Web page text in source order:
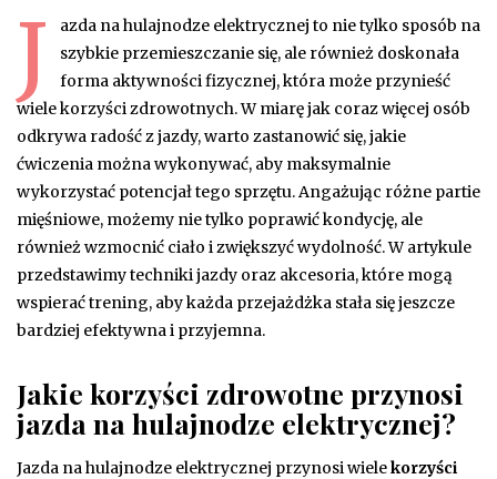
J
azda na hulajnodze elektrycznej to nie tylko sposób na
szybkie przemieszczanie się, ale również doskonała
forma aktywności fizycznej, która może przynieść
wiele korzyści zdrowotnych. W miarę jak coraz więcej osób
odkrywa radość z jazdy, warto zastanowić się, jakie
ćwiczenia można wykonywać, aby maksymalnie
wykorzystać potencjał tego sprzętu. Angażując różne partie
mięśniowe, możemy nie tylko poprawić kondycję, ale
również wzmocnić ciało i zwiększyć wydolność. W artykule
przedstawimy techniki jazdy oraz akcesoria, które mogą
wspierać trening, aby każda przejażdżka stała się jeszcze
bardziej efektywna i przyjemna.
Jakie korzyści zdrowotne przynosi
jazda na hulajnodze elektrycznej?
Jazda na hulajnodze elektrycznej przynosi wielekorzyści